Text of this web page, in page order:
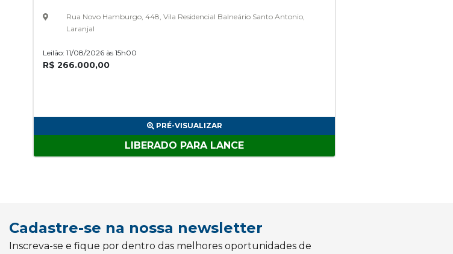
Rua Novo Hamburgo, 448, Vila Residencial Balneário Santo Antonio,
Laranjal
Leilão: 11/08/2026 às 15h00
R$ 266.000,00
PRÉ-VISUALIZAR
LIBERADO PARA LANCE
Cadastre-se na nossa newsletter
Inscreva-se e fique por dentro das melhores oportunidades de